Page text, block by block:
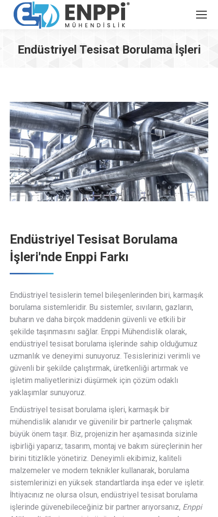
Endüstriyel Tesisat Borulama İşleri
Endüstriyel Tesisat Borulama
İşleri'nde Enppi Farkı
Endüstriyel tesislerin temel bileşenlerinden biri, karmaşık
borulama sistemleridir. Bu sistemler, sıvıların, gazların,
buharın ve daha birçok maddenin güvenli ve etkili bir
şekilde taşınmasını sağlar. Enppi Mühendislik olarak,
endüstriyel tesisat borulama işlerinde sahip olduğumuz
uzmanlık ve deneyimi sunuyoruz. Tesislerinizi verimli ve
güvenli bir şekilde çalıştırmak, üretkenliği artırmak ve
işletim maliyetlerinizi düşürmek için çözüm odaklı
yaklaşımlar sunuyoruz.
Endüstriyel tesisat borulama işleri, karmaşık bir
mühendislik alanıdır ve güvenilir bir partnerle çalışmak
büyük önem taşır. Biz, projenizin her aşamasında sizinle
işbirliği yaparız; tasarım, montaj ve bakım süreçlerinin her
birini titizlikle yönetiriz. Deneyimli ekibimiz, kaliteli
malzemeler ve modern teknikler kullanarak, borulama
sistemlerinizi en yüksek standartlarda inşa eder ve işletir.
İhtiyacınız ne olursa olsun, endüstriyel tesisat borulama
işlerinde güvenebileceğiniz bir partner arıyorsanız, Enppi